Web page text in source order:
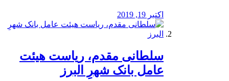
اکتبر 19, 2019
سلطانی مقدم، ریاست هیئت
عامل بانک شهرِ البرز